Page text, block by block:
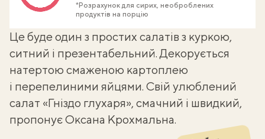
*Розрахунок для сирих, необроблених
продуктів на порцію
Це буде один з простих салатів з куркою,
ситний і презентабельний. Декорується
натертою смаженою картоплею
і перепелиними яйцями. Свій улюблений
салат «Гніздо глухаря», смачний і швидкий,
пропонує Оксана Крохмальна.